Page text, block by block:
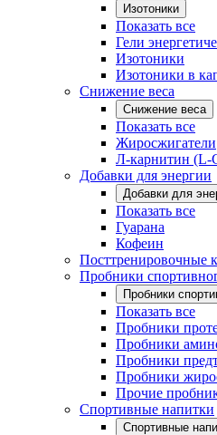
Изотоники
Показать все
Гели
Изотоники
Изотоники в
Снижение веса
Снижение веса
Показать все
Жиросжигатели
Л-карнитин (L-
Добавки для энергии
Добавки для
Показать все
Гуарана
Кофеин
Посттренировочные
Пробники
Пробники
Показать все
Пробники
Пробники
Пробники
Пробники
Прочие
Спортивные напитки
Спортивные